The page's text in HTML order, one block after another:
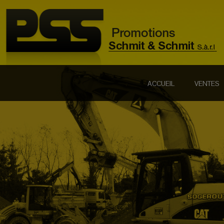
ACCUEIL VENTES